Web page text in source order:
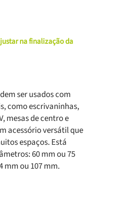
na finalização da
ser usados ​​com
como escrivaninhas,
mesas de centro e
acessório versátil que
espaços. Está
60 mm ou 75
mm ou 107 mm.